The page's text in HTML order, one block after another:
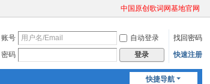
中国原创歌词网基地官网
账号 自动登录
找回密码
密码
登录 快速注册
快捷导航